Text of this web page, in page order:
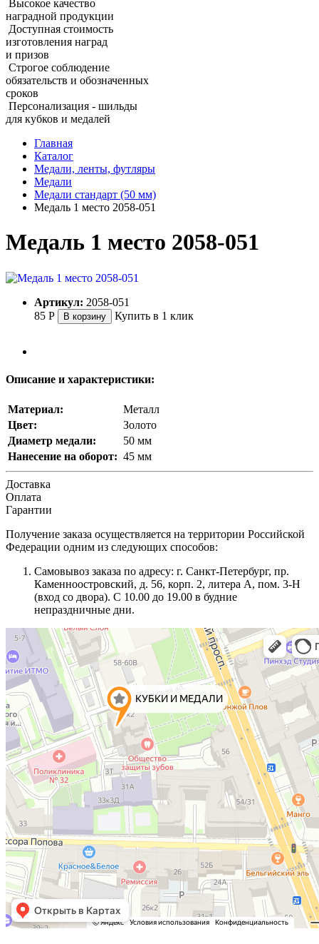
Высокое качество
наградной продукции
Доступная стоимость
изготовления наград
и призов
Строгое соблюдение
обязательств и обозначенных
сроков
Персонализация - шильды
для кубков и медалей
Главная
Каталог
Медали, ленты, футляры
Медали
Медали стандарт (50 мм)
Медаль 1 место 2058‑051
Медаль 1 место 2058‑051
Артикул: 2058-051
85 Р В корзину Купить в 1 клик
Описание и характеристики:
Материал:
Металл
Цвет:
Золото
Диаметр медали:
50 мм
Нанесение на оборот: 45 мм
Доставка
Оплата
Гарантии
Получение заказа осуществляется на территории Российской
Федерации одним из следующих способов:
Самовывоз заказа по адресу: г. Санкт-Петербург, пр.
Каменноостровский, д. 56, корп. 2, литера А, пом. 3-Н
(вход со двора). С 10.00 до 19.00 в будние
непраздничные дни.